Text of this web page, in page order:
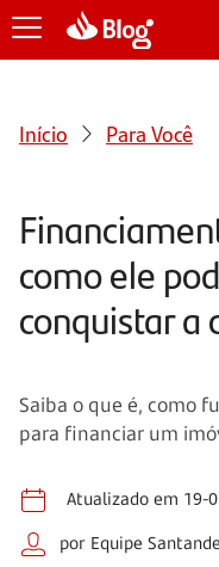
Início Para Você
como ele
conquistar a
Saiba o que é, como
para financiar um
Atualizado em 19-
por Equipe